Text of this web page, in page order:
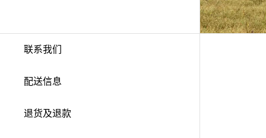
联系我们
配送信息
退货及退款